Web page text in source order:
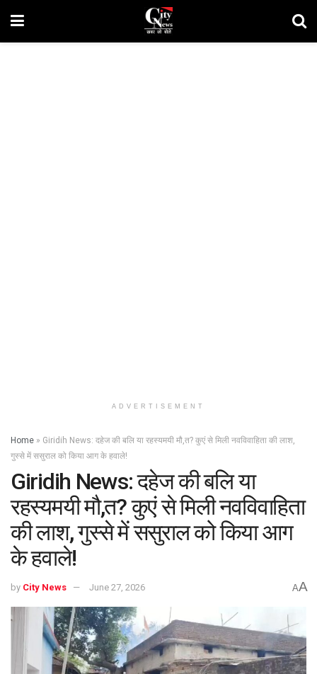
ADVERTISEMENT
Home » Giridih News: दहेज की बलि या रहस्यमयी मौ,त? कुएं से मिली नवविवाहिता की लाश,
गुस्से में ससुराल को किया आग के हवाले!
Giridih News: दहेज की बलि या
रहस्यमयी मौ,त? कुएं से मिली नवविवाहिता
की लाश, गुस्से में ससुराल को किया आग
के हवाले!
by City News June 27, 2026 AA